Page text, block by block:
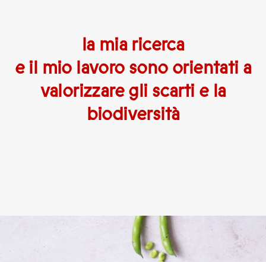
la mia ricerca
e il mio lavoro sono orientati a
valorizzare gli scarti e la
biodiversità